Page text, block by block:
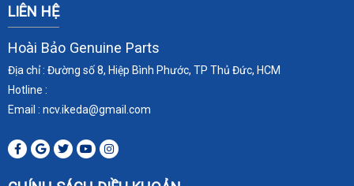
LIÊN HỆ
Hoài Bảo Genuine Parts
Địa chỉ : Đường số 8, Hiệp Bình Phước, TP Thủ Đức, HCM
Hotline :
Email : ncv.ikeda@gmail.com